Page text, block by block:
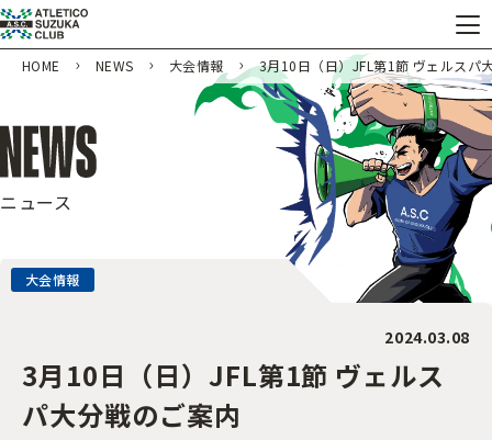
HOME NEWS 大会情報 3月10日（日）JFL第1節 ヴェルスパ
ニュース
大会情報
2024.03.08
3月10日（日）JFL第1節 ヴェルス
パ大分戦のご案内